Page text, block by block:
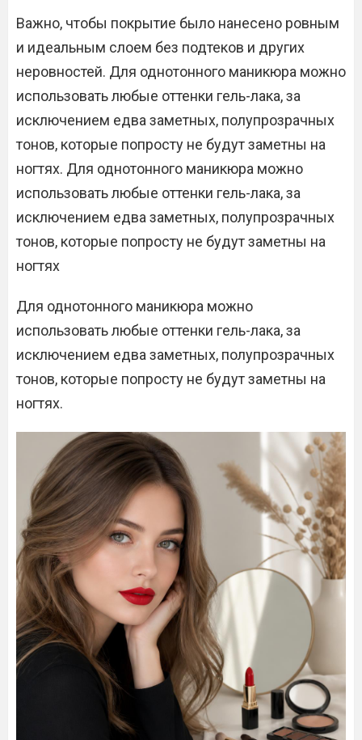
Важно, чтобы покрытие было нанесено ровным
и идеальным слоем без подтеков и других
неровностей. Для однотонного маникюра можно
использовать любые оттенки гель-лака, за
исключением едва заметных, полупрозрачных
тонов, которые попросту не будут заметны на
ногтях. Для однотонного маникюра можно
использовать любые оттенки гель-лака, за
исключением едва заметных, полупрозрачных
тонов, которые попросту не будут заметны на
ногтях
Для однотонного маникюра можно
использовать любые оттенки гель-лака, за
исключением едва заметных, полупрозрачных
тонов, которые попросту не будут заметны на
ногтях.